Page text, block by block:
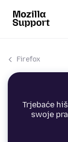
Firefox
Trjebaće
swoje